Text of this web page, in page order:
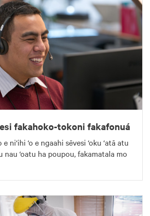
fakahoko-tokoni fakafonuá
e ni‘ihi ‘o e ngaahi sēvesi ‘oku ‘atā atu
nau ‘oatu ha poupou, fakamatala mo